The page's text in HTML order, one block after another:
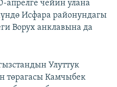
чейин улана
Исфара районундагы
Ворух анклавына да
Улуттук
төрагасы Камчыбек